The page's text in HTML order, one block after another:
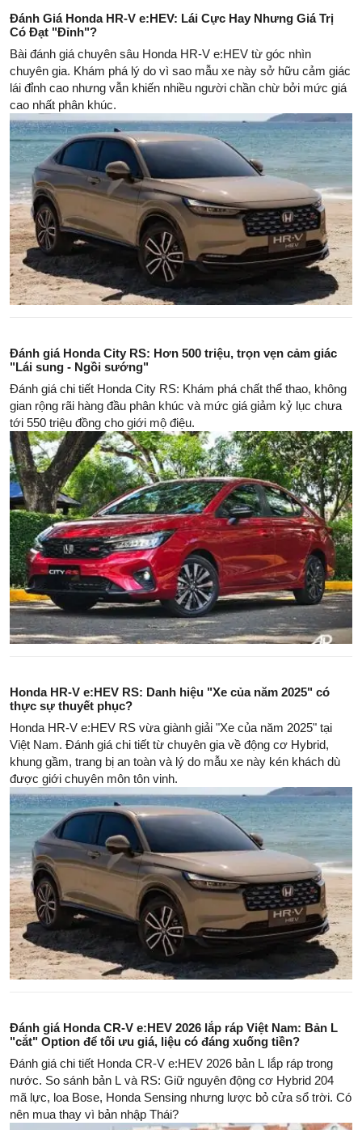
Đánh Giá Honda HR-V e:HEV: Lái Cực Hay Nhưng Giá Trị
Có Đạt "Đỉnh"?
Bài đánh giá chuyên sâu Honda HR-V e:HEV từ góc nhìn
chuyên gia. Khám phá lý do vì sao mẫu xe này sở hữu cảm giác
lái đỉnh cao nhưng vẫn khiến nhiều người chần chừ bởi mức giá
cao nhất phân khúc.
Đánh giá Honda City RS: Hơn 500 triệu, trọn vẹn cảm giác
"Lái sung - Ngồi sướng"
Đánh giá chi tiết Honda City RS: Khám phá chất thể thao, không
gian rộng rãi hàng đầu phân khúc và mức giá giảm kỷ lục chưa
tới 550 triệu đồng cho giới mộ điệu.
Honda HR-V e:HEV RS: Danh hiệu "Xe của năm 2025" có
thực sự thuyết phục?
Honda HR-V e:HEV RS vừa giành giải "Xe của năm 2025" tại
Việt Nam. Đánh giá chi tiết từ chuyên gia về động cơ Hybrid,
khung gầm, trang bị an toàn và lý do mẫu xe này kén khách dù
được giới chuyên môn tôn vinh.
Đánh giá Honda CR-V e:HEV 2026 lắp ráp Việt Nam: Bản L
"cắt" Option để tối ưu giá, liệu có đáng xuống tiền?
Đánh giá chi tiết Honda CR-V e:HEV 2026 bản L lắp ráp trong
nước. So sánh bản L và RS: Giữ nguyên động cơ Hybrid 204
mã lực, loa Bose, Honda Sensing nhưng lược bỏ cửa sổ trời. Có
nên mua thay vì bản nhập Thái?